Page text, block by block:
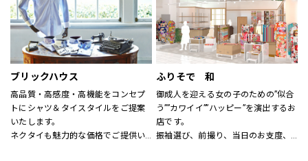
※イーアスつくば店ではキッズの取
扱いはございません。
心地よさや好感を大切にした
“Good Feeling Wear”で
そんなつながりを、笑顔を、つくり
続けます。
ともに生きよう
ブリックハウス
高品質・高感度・高機能をコンセプ
トにシャツ＆タイスタイルをご提案
いたします。
ネクタイも魅力的な価格でご提供い
ふりそで 和
御成人を迎える女の子のための”似合
う””カワイイ””ハッピー”を演出するお
店です。
振袖選び、前撮り、当日のお支度、